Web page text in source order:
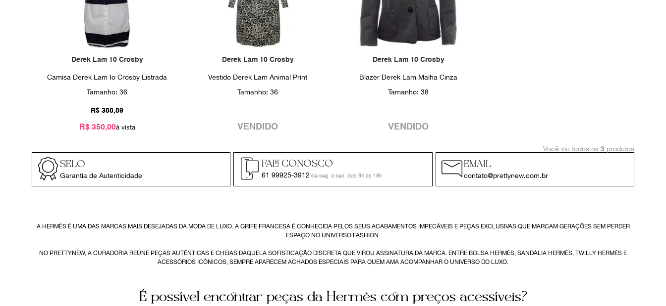
Derek Lam 10 Crosby
Camisa Derek Lam Io Crosby Listrada
Tamanho: 36
R$ 388,89
R$ 350,00
Derek Lam 10 Crosby
Vestido Derek Lam Animal Print
Tamanho: 36
VENDIDO
Derek Lam 10 Crosby
Blazer Derek Lam Malha Cinza
Tamanho: 38
VENDIDO
Você viu todos os 3 produtos
SELO
Garantia de Autenticidade
FALE CONOSCO
61 99925-3912 de seg. a sex. das 9h às 18h
EMAIL
contato@prettynew.com.br
A HERMÈS É UMA DAS MARCAS MAIS DESEJADAS DA MODA DE LUXO. A GRIFE FRANCESA É CONHECIDA PELOS SEUS ACABAMENTOS IMPECÁVEIS E PEÇAS EXCLUSIVAS QUE MARCAM GERAÇÕES SEM PERDER
ESPAÇO NO UNIVERSO FASHION.
NO PRETTYNEW, A CURADORIA REÚNE PEÇAS AUTÊNTICAS E CHEIAS DAQUELA SOFISTICAÇÃO DISCRETA QUE VIROU ASSINATURA DA MARCA. ENTRE BOLSA HERMÈS, SANDÁLIA HERMÈS, TWILLY HERMÈS E
ACESSÓRIOS ICÔNICOS, SEMPRE APARECEM ACHADOS ESPECIAIS PARA QUEM AMA ACOMPANHAR O UNIVERSO DO LUXO.
É possível encontrar peças da Hermès com preços acessíveis?